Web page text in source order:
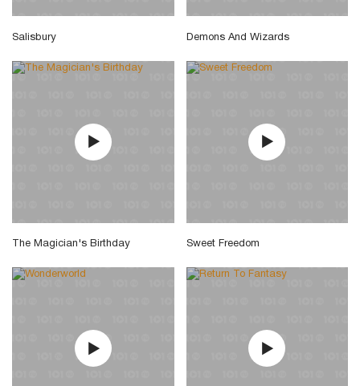
Salisbury Demons And Wizards
The Magician's Birthday Sweet Freedom